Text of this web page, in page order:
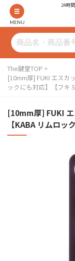
MENU
24時
The鍵堂TOP
[10mm厚] FUKI エスカ
ックにも対応】【フキ
[10mm厚] FUKI
【KABA リムロッ